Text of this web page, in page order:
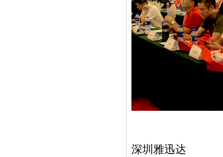
深圳雅迅达